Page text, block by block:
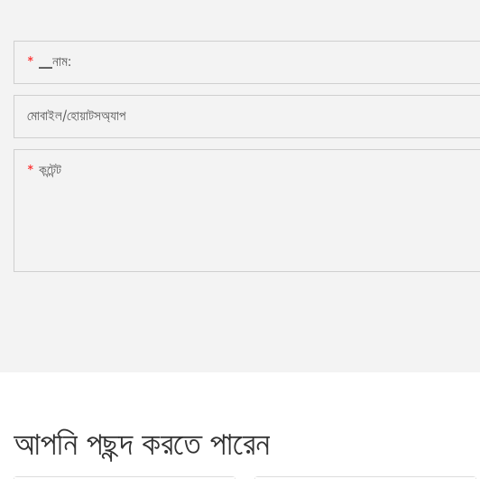
▁নাম:
মোবাইল/হোয়াটসঅ্যাপ
কন্টেন্ট
আপনি পছন্দ করতে পারেন